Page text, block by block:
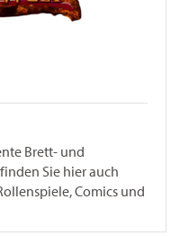
Brett- und
Sie hier auch
Comics und